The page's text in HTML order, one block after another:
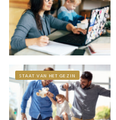
STAAT VAN HET GEZIN